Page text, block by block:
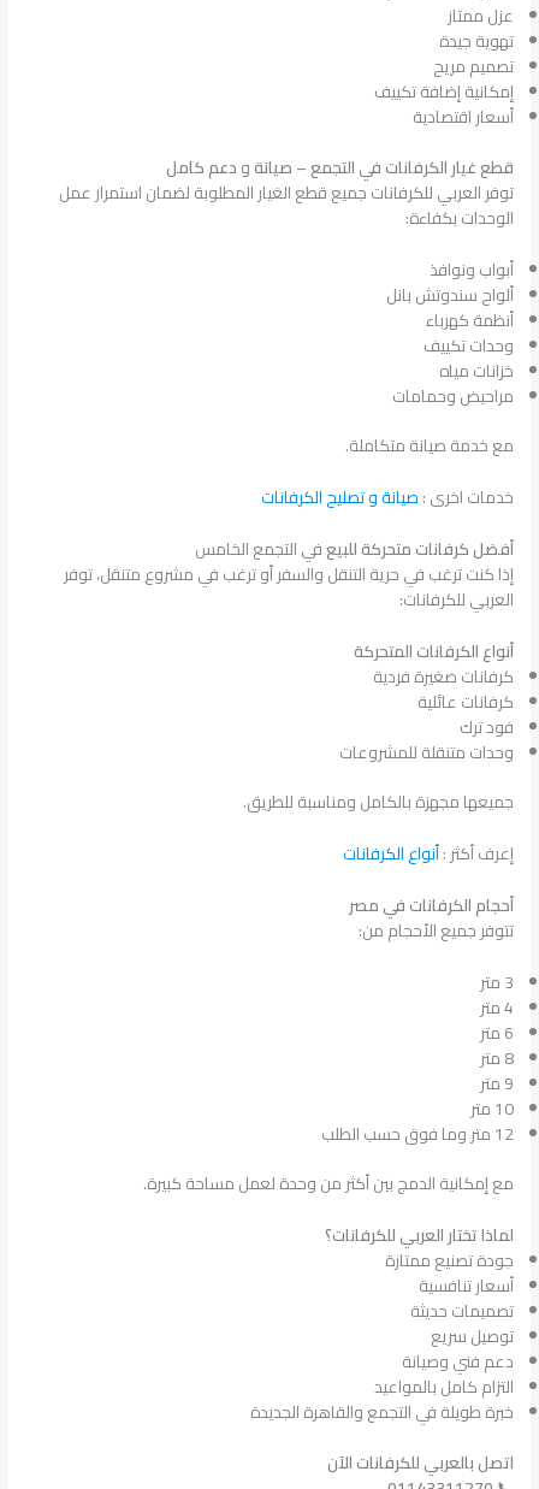
عزل ممتاز
تهوية جيدة
تصميم مريح
إمكانية إضافة تكييف
أسعار اقتصادية
قطع غيار الكرفانات في التجمع – صيانةودعم كامل
توفر العربي للكرفانات جميع قطع الغيار المطلوبة لضمان استمرار عمل
الوحدات بكفاءة:
أبواب ونوافذ
ألواح سندوتش بانل
أنظمة كهرباء
وحدات تكييف
خزانات مياه
مراحيض وحمامات
مع خدمة صيانة متكاملة.
خدمات اخرى :صيانة و تصليح الكرفانات
أفضل كرفانات متحركة للبيعفي التجمع الخامس
إذا كنت ترغب في حرية التنقل والسفر أو ترغب في مشروع متنقل، توفر
العربي للكرفانات:
أنواع الكرفانات المتحركة
كرفانات صغيرة فردية
كرفانات عائلية
فود ترك
وحدات متنقلة للمشروعات
جميعها مجهزة بالكامل ومناسبة للطريق.
إعرف أكثر :أنواع الكرفانات
أحجام الكرفانات في مصر
تتوفر جميع الأحجام من:
3 متر
4 متر
6 متر
8 متر
9 متر
10 متر
12 متر وما فوق حسب الطلب
مع إمكانية الدمج بين أكثر من وحدة لعمل مساحة كبيرة.
لماذا تختار العربي للكرفانات؟
جودة تصنيع ممتازة
أسعار تنافسية
تصميمات حديثة
توصيل سريع
دعم فني وصيانة
التزام كامل بالمواعيد
خبرة طويلة في التجمع والقاهرة الجديدة
اتصل بالعربي للكرفانات الآن